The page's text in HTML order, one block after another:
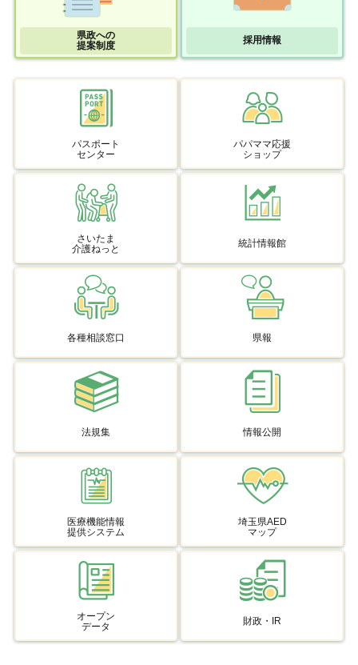
県政への
提案制度
採用情報
パスポート
センター
パパママ応援
ショップ
さいたま
介護ねっと
統計情報館
各種相談窓口 県報
法規集 情報公開
医療機能情報
提供システム
埼玉県AED
マップ
オープン
データ
財政・IR